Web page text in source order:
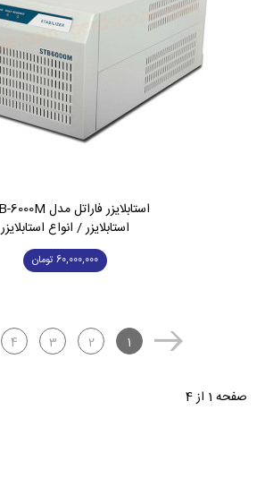
استابلایزر فاراتل مدل STB-6000M
استابلایزر / انواع استابلایزر
60,000,000 تومان
1
2
3
4
صفحه 1 از 4